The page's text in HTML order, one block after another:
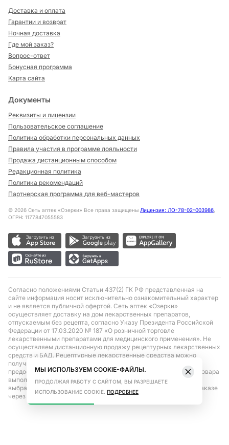
Доставка и оплата
Гарантии и возврат
Ночная доставка
Где мой заказ?
Вопрос-ответ
Бонусная программа
Карта сайта
Документы
Реквизиты и лицензии
Пользовательское соглашение
Политика обработки персональных данных
Правила участия в программе лояльности
Продажа дистанционным способом
Редакционная политика
Политика рекомендаций
Партнерская программа для веб-мастеров
© 2026 Сеть аптек «Озерки» Все права защищены Лицензия: ЛО-78-02-003986,
ОГРН: 1177847055583
Согласно положениями Статьи 437(2) ГК РФ представленная на
сайте информация носит исключительно ознакомительный характер
и не является публичной офертой. Сеть аптек «Озерки»
осуществляет доставку на дом лекарственных препаратов,
отпускаемым без рецепта, согласно Указу Президента Российской
Федерации от 17.03.2020 № 187 «О розничной торговле
лекарственными препаратами для медицинского применения». Не
осуществляем дистанционную продажу рецептурных лекарственных
средств и БАД. Рецептурные лекарственные средства можно
получить только при помощи самовывоза в аптеке при
предоставлении рецепта, выписанного врачом. Бронирование товара
выполняется при условиях последующего выкупа заказа в
выбранном аптечном пункте. Цена действительна только при заказе
через сайт.
МЫ ИСПОЛЬЗУЕМ COOKIE-ФАЙЛЫ.
ПРОДОЛЖАЯ РАБОТУ С САЙТОМ, ВЫ РАЗРЕШАЕТЕ
ИСПОЛЬЗОВАНИЕ COOKIE. ПОДРОБНЕЕ